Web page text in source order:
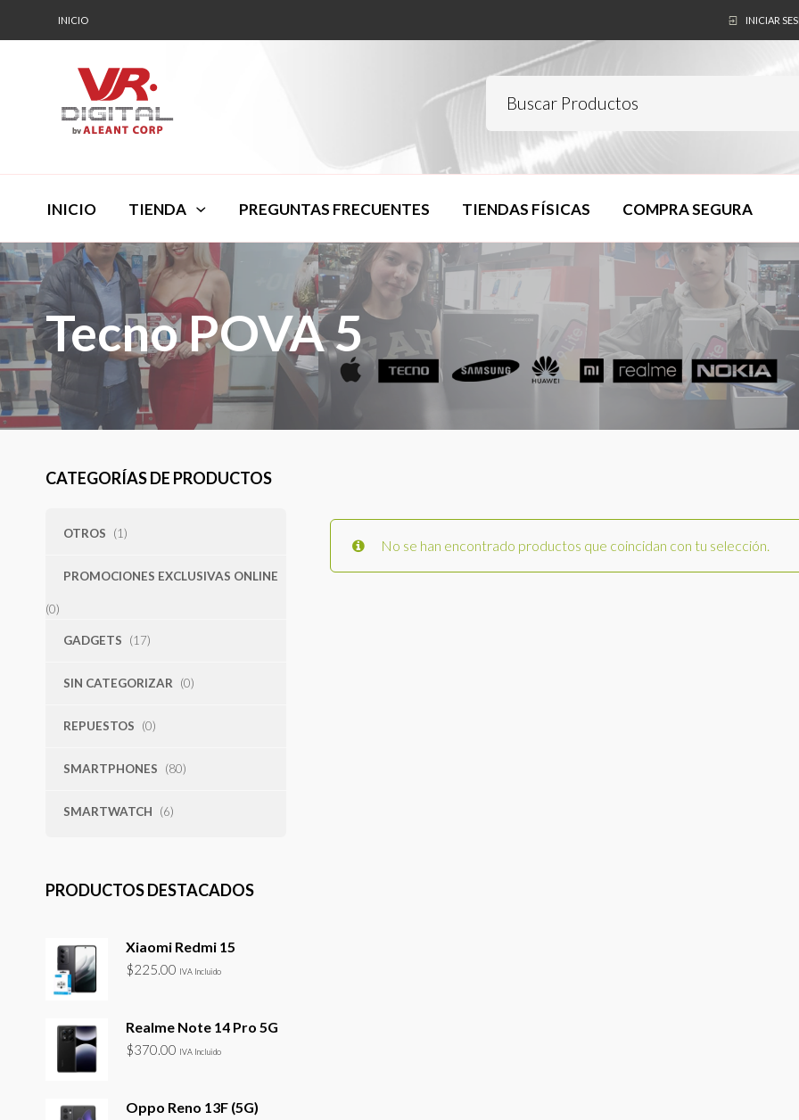
INICIO INICIAR
INICIO TIENDA PREGUNTAS FRECUENTES TIENDAS FÍSICAS COMPRA SEGURA
Tecno POVA 5
CATEGORÍAS DE PRODUCTOS
OTROS (1)
PROMOCIONES EXCLUSIVAS ONLINE
(0)
GADGETS (17)
SIN CATEGORIZAR (0)
REPUESTOS (0)
SMARTPHONES (80)
SMARTWATCH (6)
PRODUCTOS DESTACADOS
Xiaomi Redmi 15
$225.00 IVA Incluido
Realme Note 14 Pro 5G
$370.00 IVA Incluido
Oppo Reno 13F (5G)
No se han encontrado productos que coincidan con tu selección.